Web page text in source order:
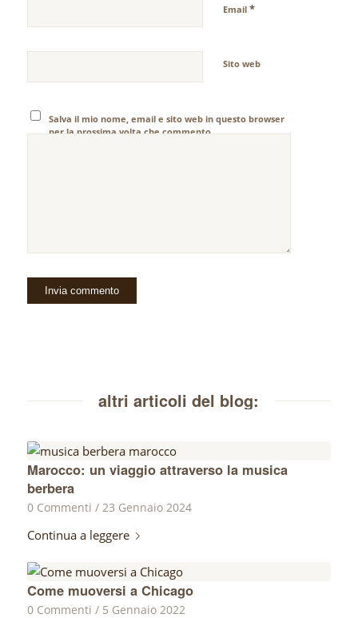
Email *
Sito web
Salva il mio nome, email e sito web in questo browser
per la prossima volta che commento.
altri articoli del blog:
Marocco: un viaggio attraverso la musica
berbera
0 Commenti / 23 Gennaio 2024
Continua a leggere
Come muoversi a Chicago
0 Commenti / 5 Gennaio 2022